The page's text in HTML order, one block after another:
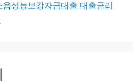
성능보강자금대출 대출금리